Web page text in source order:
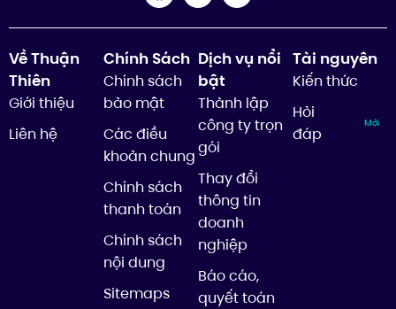
Về Thuận
Thiên
Giới thiệu
Liên hệ
Chính Sách
Chính sách
bảo mật
Các điều
khoản chung
Chính sách
thanh toán
Chính sách
nội dung
Sitemaps
Dịch vụ nổi
bật
Thành lập
công ty trọn
gói
Thay đổi
thông tin
doanh
nghiệp
Báo cáo,
quyết toán
Tài nguyên
Kiến thức
Hỏi
đáp
Mới